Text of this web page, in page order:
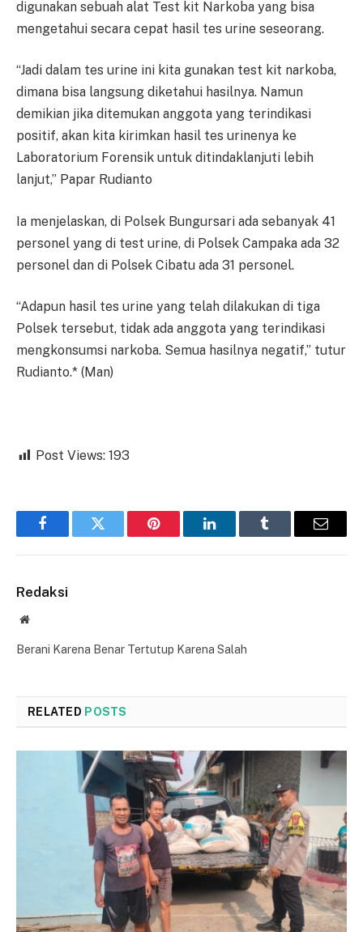
digunakan sebuah alat Test kit Narkoba yang bisa
mengetahui secara cepat hasil tes urine seseorang.
“Jadi dalam tes urine ini kita gunakan test kit narkoba,
dimana bisa langsung diketahui hasilnya. Namun
demikian jika ditemukan anggota yang terindikasi
positif, akan kita kirimkan hasil tes urinenya ke
Laboratorium Forensik untuk ditindaklanjuti lebih
lanjut,” Papar Rudianto
Ia menjelaskan, di Polsek Bungursari ada sebanyak 41
personel yang di test urine, di Polsek Campaka ada 32
personel dan di Polsek Cibatu ada 31 personel.
“Adapun hasil tes urine yang telah dilakukan di tiga
Polsek tersebut, tidak ada anggota yang terindikasi
mengkonsumsi narkoba. Semua hasilnya negatif,” tutur
Rudianto.* (Man)
Post Views: 193
FacebookTwitter Pinterest LinkedInTumblr Email
Redaksi
Website
Berani Karena Benar Tertutup Karena Salah
RELATED POSTS